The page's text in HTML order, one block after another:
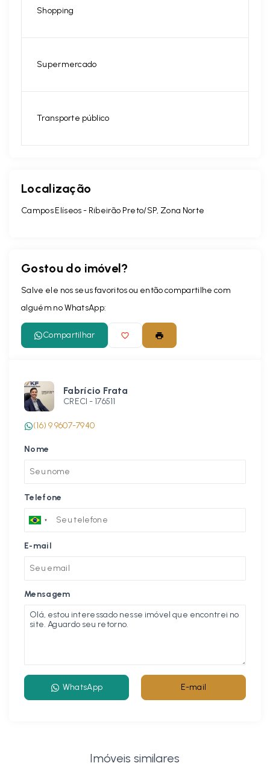
Shopping
Supermercado
Transporte público
Localização
Campos Elíseos - Ribeirão Preto/SP, Zona Norte
Gostou do imóvel?
Salve ele nos seus favoritos ou então compartilhe com
alguém no WhatsApp:
Compartilhar
Fabrício Frata
CRECI - 176511
(16) 9 9607-7940
Nome
Telefone
E-mail
Mensagem
WhatsApp E-mail
Imóveis similares